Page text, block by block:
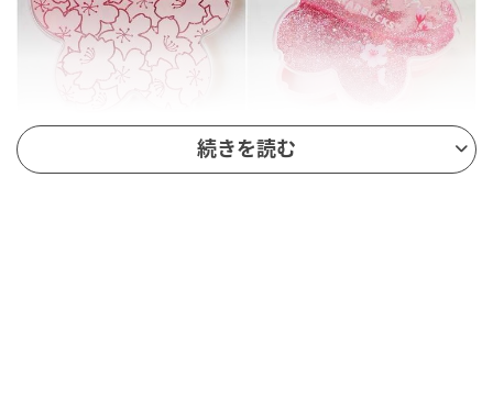
出典：Instagram 続きを読む